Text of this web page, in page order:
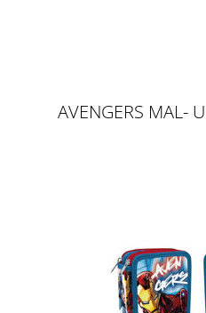
AVENGERS MAL-